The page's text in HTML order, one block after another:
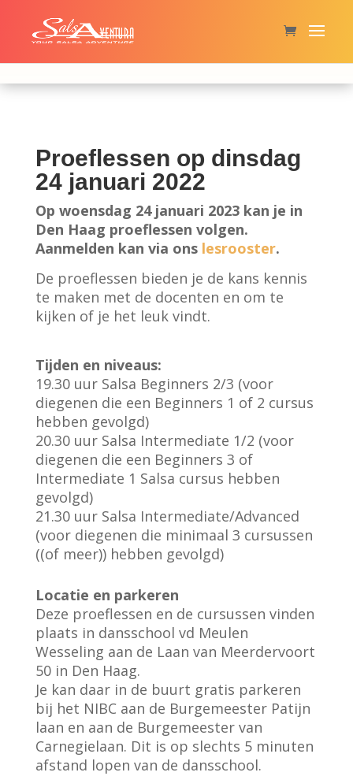
ZOETERMEER EN
Proeflessen op dinsdag
24 januari 2022
Op woensdag 24 januari 2023 kan je in
Den Haag proeflessen volgen.
Aanmelden kan via ons lesrooster.
De proeflessen bieden je de kans kennis
te maken met de docenten en om te
kijken of je het leuk vindt.
Tijden en niveaus:
19.30 uur Salsa Beginners 2/3 (voor
diegenen die een Beginners 1 of 2 cursus
hebben gevolgd)
20.30 uur Salsa Intermediate 1/2 (voor
diegenen die een Beginners 3 of
Intermediate 1 Salsa cursus hebben
gevolgd)
21.30 uur Salsa Intermediate/Advanced
(voor diegenen die minimaal 3 cursussen
((of meer)) hebben gevolgd)
Locatie en parkeren
Deze proeflessen en de cursussen vinden
plaats in dansschool vd Meulen
Wesseling aan de Laan van Meerdervoort
50 in Den Haag.
Je kan daar in de buurt gratis parkeren
bij het NIBC aan de Burgemeester Patijn
laan en aan de Burgemeester van
Carnegielaan. Dit is op slechts 5 minuten
afstand lopen van de dansschool.